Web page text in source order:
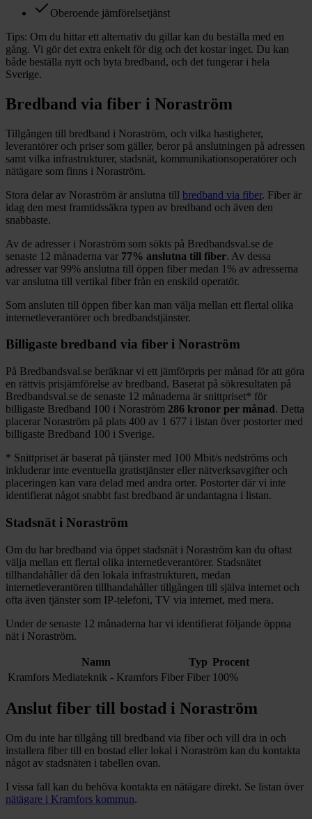
Oberoende jämförelsetjänst
Tips: Om du hittar ett alternativ du gillar kan du beställa med en
gång. Vi gör det extra enkelt för dig och det kostar inget. Du kan
både beställa nytt och byta bredband, och det fungerar i hela
Sverige.
Bredband via fiber i Noraström
Tillgången till bredband i Noraström, och vilka hastigheter,
leverantörer och priser som gäller, beror på anslutningen på adressen
samt vilka infrastrukturer, stadsnät, kommunikationsoperatörer och
nätägare som finns i Noraström.
Stora delar av Noraström är anslutna till bredband via fiber. Fiber är
idag den mest framtidssäkra typen av bredband och även den
snabbaste.
Av de adresser i Noraström som sökts på Bredbandsval.se de
senaste 12 månaderna var 77% anslutna till fiber. Av dessa
adresser var 99% anslutna till öppen fiber medan 1% av adresserna
var anslutna till vertikal fiber från en enskild operatör.
Som ansluten till öppen fiber kan man välja mellan ett flertal olika
internetleverantörer och bredbandstjänster.
Billigaste bredband via fiber i Noraström
På Bredbandsval.se beräknar vi ett jämförpris per månad för att göra
en rättvis prisjämförelse av bredband. Baserat på sökresultaten på
Bredbandsval.se de senaste 12 månaderna är snittpriset* för
billigaste Bredband 100 i Noraström 286 kronor per månad. Detta
placerar Noraström på plats 400 av 1 677 i listan över postorter med
billigaste Bredband 100 i Sverige.
* Snittpriset är baserat på tjänster med 100 Mbit/s nedströms och
inkluderar inte eventuella gratistjänster eller nätverksavgifter och
placeringen kan vara delad med andra orter. Postorter där vi inte
identifierat något snabbt fast bredband är undantagna i listan.
Stadsnät i Noraström
Om du har bredband via öppet stadsnät i Noraström kan du oftast
välja mellan ett flertal olika internetleverantörer. Stadsnätet
tillhandahåller då den lokala infrastrukturen, medan
internetleverantören tillhandahåller tillgången till själva internet och
ofta även tjänster som IP-telefoni, TV via internet, med mera.
Under de senaste 12 månaderna har vi identifierat följande öppna
nät i Noraström.
Namn Typ Procent
Kramfors Mediateknik - Kramfors Fiber Fiber 100%
Anslut fiber till bostad i Noraström
Om du inte har tillgång till bredband via fiber och vill dra in och
installera fiber till en bostad eller lokal i Noraström kan du kontakta
något av stadsnäten i tabellen ovan.
I vissa fall kan du behöva kontakta en nätägare direkt. Se listan över
nätägare i Kramfors kommun.